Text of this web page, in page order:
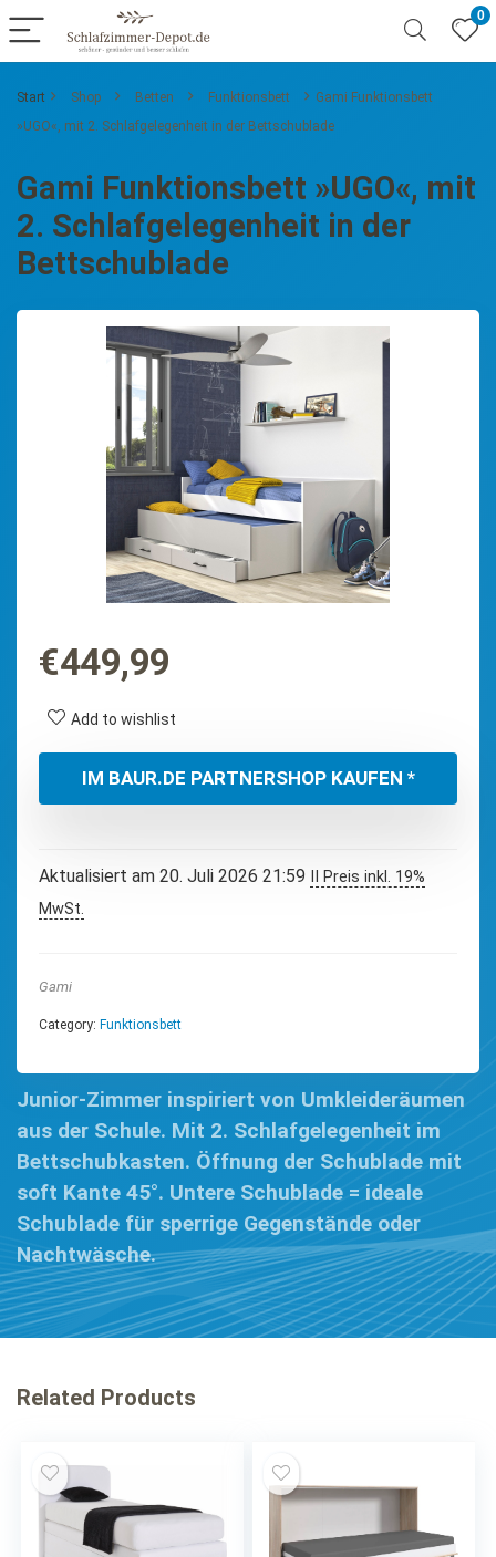
0
Start Shop Betten Funktionsbett
Gami Funktionsbett
»UGO«, mit 2. Schlafgelegenheit in der Bettschublade
Gami Funktionsbett »UGO«, mit
2. Schlafgelegenheit in der
Bettschublade
€449,99
Add to wishlist
IM BAUR.DE PARTNERSHOP KAUFEN *
Aktualisiert am 20. Juli 2026 21:59
II Preis inkl. 19%
MwSt.
Gami
Category: Funktionsbett
Junior-Zimmer inspiriert von Umkleideräumen
aus der Schule. Mit 2. Schlafgelegenheit im
Bettschubkasten. Öffnung der Schublade mit
soft Kante 45°. Untere Schublade = ideale
Schublade für sperrige Gegenstände oder
Nachtwäsche.
Related Products